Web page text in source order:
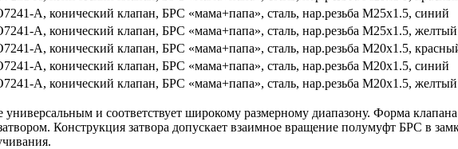
A, конический клапан, БРС «мама+папа», сталь, нар.резьба M25х1.5, синий
A, конический клапан, БРС «мама+папа», сталь, нар.резьба M25х1.5, желтый
A, конический клапан, БРС «мама+папа», сталь, нар.резьба M20х1.5,
A, конический клапан, БРС «мама+папа», сталь, нар.резьба M20х1.5, синий
A, конический клапан, БРС «мама+папа», сталь, нар.резьба M20х1.5, желтый
универсальным и соответствует широкому размерному диапазону. Форма
Конструкция затвора допускает взаимное вращение полумуфт БРС в